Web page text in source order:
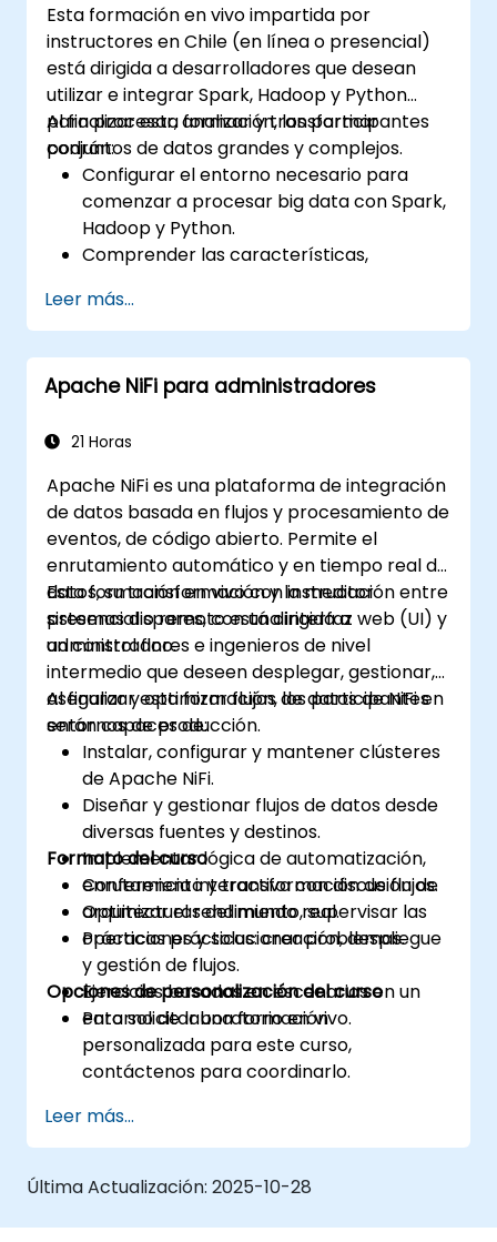
Esta formación en vivo impartida por
instructores en Chile (en línea o presencial)
está dirigida a desarrolladores que desean
utilizar e integrar Spark, Hadoop y Python
para procesar, analizar y transformar
conjuntos de datos grandes y complejos.
Al finalizar esta formación, los participantes
podrán:
Configurar el entorno necesario para
comenzar a procesar big data con Spark,
Hadoop y Python.
Comprender las características,
de Spark y Hadoop.
Aprender cómo integrar Spark, Hadoop y
Python para el procesamiento de
grandes datos.
de Spark (Spark MLlib, Spark Streaming,
Construir sistemas de recomendación
mediante filtrado colaborativo, similares
a los utilizados por Netflix, YouTube,
Amazon, Spotify y Google.
Utilizar Apache Mahout para escalar
algoritmos de aprendizaje automático.
Leer más...
Apache NiFi para administradores
21 Horas
Apache NiFi es una plataforma de integración
de datos basada en flujos y procesamiento de
eventos, de código abierto. Permite el
enrutamiento automático y en tiempo real de
datos, su transformación y la mediación entre
sistemas dispares, con una interfaz web (UI) y
un control fino.
Esta formación en vivo con instructor
presencial o remoto está dirigida a
administradores e ingenieros de nivel
intermedio que deseen desplegar, gestionar,
asegurar y optimizar flujos de datos de NiFi en
entornos de producción.
Al finalizar esta formación, los participantes
serán capaces de:
Instalar, configurar y mantener clústeres
de Apache NiFi.
Diseñar y gestionar flujos de datos desde
diversas fuentes y destinos.
Implementar lógica de automatización,
enrutamiento y transformación de flujos.
Optimizar el rendimiento, supervisar las
operaciones y solucionar problemas.
Formato del curso
Conferencia interactiva con discusión de
arquitecturas del mundo real.
Prácticas prácticas: creación, despliegue
y gestión de flujos.
Ejercicios basados en escenarios en un
entorno de laboratorio en vivo.
Opciones de personalización del curso
Para solicitar una formación
personalizada para este curso,
contáctenos para coordinarlo.
Leer más...
Última Actualización: 2025-10-28